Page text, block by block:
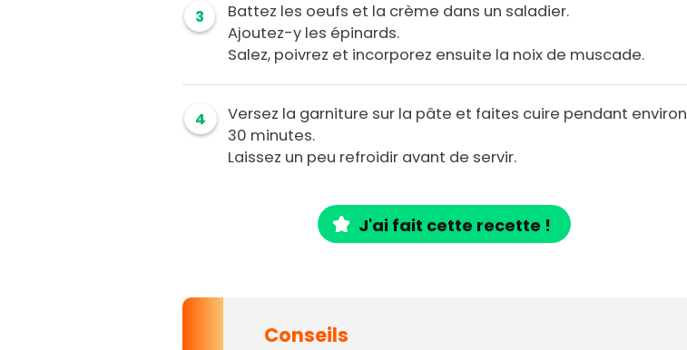
3
Battez les oeufs et la crème dans un saladier.
Ajoutez-y les épinards.
Salez, poivrez et incorporez ensuite la noix de muscade.
4
Versez la garniture sur la pâte et faites cuire pendant environ
30 minutes.
Laissez un peu refroidir avant de servir.
J'ai fait cette recette !
Conseils